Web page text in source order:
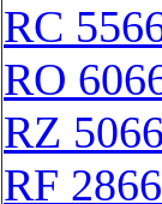
RC
RO
RZ
RF